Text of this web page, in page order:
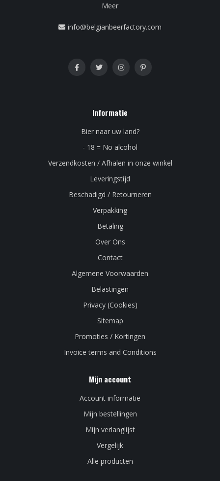
Meer
info@belgianbeerfactory.com
Informatie
Bier naar uw land?
- 18 = No alcohol
Verzendkosten / Afhalen in onze winkel
Leveringstijd
Beschadigd / Retourneren
Verpakking
Betaling
Over Ons
Contact
Algemene Voorwaarden
Belastingen
Privacy (Cookies)
Sitemap
Promoties / Kortingen
Invoice terms and Conditions
Mijn account
Account informatie
Mijn bestellingen
Mijn verlanglijst
Vergelijk
Alle producten